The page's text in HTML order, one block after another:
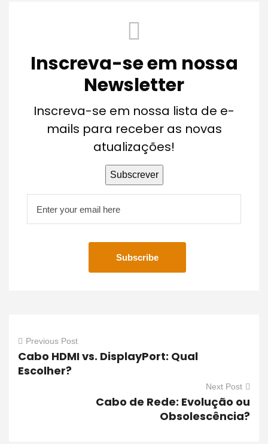
Inscreva-se em nossa
Newsletter
Inscreva-se em nossa lista de e-
mails para receber as novas
atualizações!
Previous Post
Cabo HDMI vs. DisplayPort: Qual
Escolher?
Next Post
Cabo de Rede: Evolução ou
Obsolescência?